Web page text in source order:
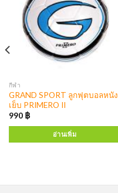
กีฬา
GRAND SPORT ลูกฟุตบอลหนัง
เย็บ PRIMERO II
990 ฿
อ่านเพิ่ม